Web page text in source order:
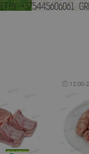
🕘 12:00-